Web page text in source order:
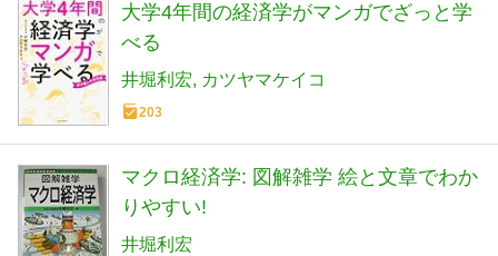
大学4年間の経済学がマンガでざっと学
べる
井堀利宏 カツヤマケイコ
203
マクロ経済学: 図解雑学 絵と文章でわか
りやすい!
井堀利宏